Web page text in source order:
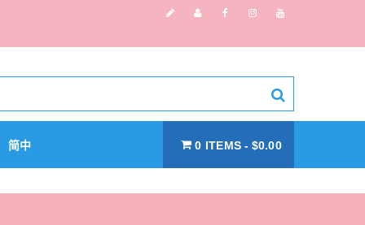
简中 0 ITEMS $0.00